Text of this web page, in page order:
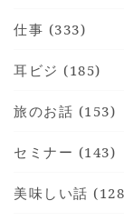
仕事 (333)
耳ビジ (185)
旅のお話 (153)
セミナー (143)
美味しい話